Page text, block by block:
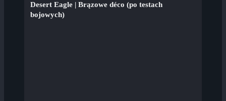
Desert Eagle | Brązowe déco (po testach
bojowych)